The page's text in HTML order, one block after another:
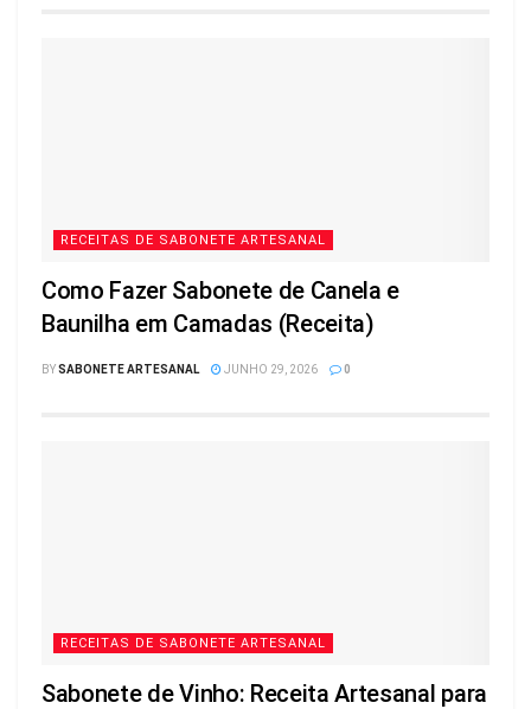
RECEITAS DE SABONETE ARTESANAL
Como Fazer Sabonete de Canela e
Baunilha em Camadas (Receita)
BYSABONETE ARTESANAL JUNHO 29, 2026 0
RECEITAS DE SABONETE ARTESANAL
Sabonete de Vinho: Receita Artesanal para